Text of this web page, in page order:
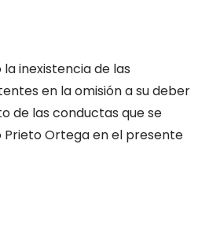
inexistencia de las
en la omisión a su deber
de las conductas que se
Ortega en el presente